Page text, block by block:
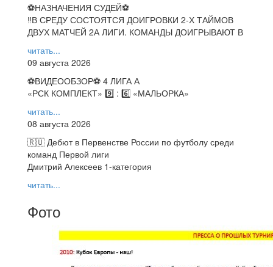
⚽НАЗНАЧЕНИЯ СУДЕЙ⚽
‼В СРЕДУ СОСТОЯТСЯ ДОИГРОВКИ 2-Х ТАЙМОВ
ДВУХ МАТЧЕЙ 2А ЛИГИ. КОМАНДЫ ДОИГРЫВАЮТ В
читать...
09 августа 2026
⚽️ВИДЕООБЗОР⚽️ 4 ЛИГА А
«РСК КОМПЛЕКТ» 9️⃣ : 6️⃣ «МАЛЬОРКА»
читать...
08 августа 2026
🇷🇺 Дебют в Первенстве России по футболу среди
команд Первой лиги
Дмитрий Алексеев 1-категория
читать...
Фото